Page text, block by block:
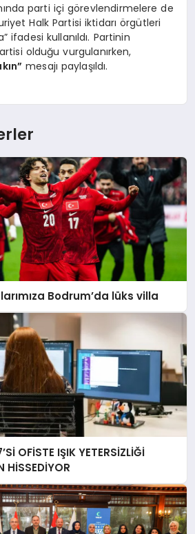
parti içi görevlendirmelere de
Halk Partisi iktidarı örgütleri
ifadesi kullanıldı. Partinin
olduğu vurgulanırken,
mesajı paylaşıldı.
Bodrum’da lüks villa
OFİSTE IŞIK YETERSİZLİĞİ
HİSSEDİYOR